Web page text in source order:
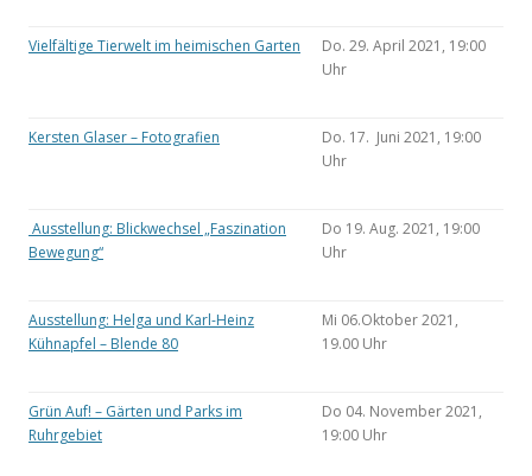
Vielfältige Tierwelt im heimischen Garten
Do. 29. April 2021, 19:00
Uhr
Kersten Glaser – Fotografien
Do. 17. Juni 2021, 19:00
Uhr
Ausstellung: Blickwechsel „Faszination
Bewegung“
Do 19. Aug. 2021, 19:00
Uhr
Ausstellung: Helga und Karl-Heinz
Kühnapfel – Blende 80
Mi 06.Oktober 2021,
19.00 Uhr
Grün Auf! – Gärten und Parks im
Ruhrgebiet
Do 04. November 2021,
19:00 Uhr